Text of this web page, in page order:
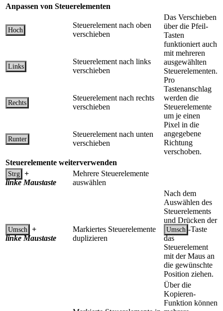
Anpassen von Steuerelementen
Hoch
Steuerelement nach oben
verschieben
Das Verschieben
über die Pfeil-
Tasten
funktioniert auch
mit mehreren
ausgewählten
Steuerelementen.
Pro
Tastenanschlag
werden die
Steuerelemente
um je einen
Pixel in die
angegebene
Richtung
verschoben.
Links
Steuerelement nach links
verschieben
Rechts
Steuerelement nach rechts
verschieben
Runter
Steuerelement nach unten
verschieben
Steuerelemente weiterverwenden
Strg
+
linke Maustaste
Mehrere Steuerelemente
auswählen
Umsch
+
linke Maustaste
Markiertes Steuerelemente
duplizieren
Nach dem
Auswählen des
Steuerelements
und Drücken der
Umsch -Taste
das
Steuerelement
mit der Maus an
die gewünschte
Position ziehen.
Über die
Kopieren-
Funktion können